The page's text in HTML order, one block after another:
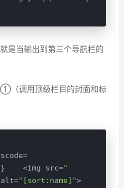
是当输出到第三个导航栏的
①（调用顶级栏目的封面和标
scode=
<img src="
alt="[sort:name]">